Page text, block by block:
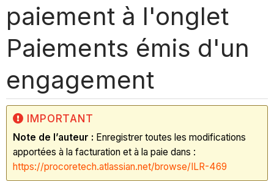
paiement à l'onglet
Paiements émis d'un
engagement
IMPORTANT
Note de l’auteur : Enregistrer toutes les modifications
apportées à la facturation et à la paie dans :
https://procoretech.atlassian.net/browse/ILR-469